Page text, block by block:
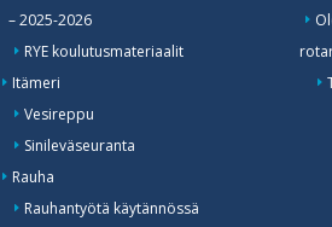
– 2025-2026
RYE koulutusmateriaalit
Itämeri
Vesireppu
Sinileväseuranta
Rauha
Rauhantyötä käytännössä